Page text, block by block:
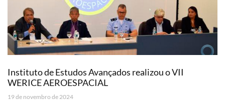
Instituto de Estudos Avançados realizou o VII
WERICE AEROESPACIAL
19 de novembro de 2024